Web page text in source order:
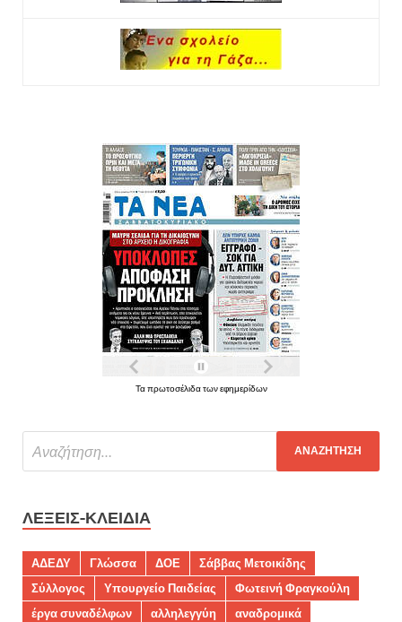
Τα πρωτοσέλιδα των εφημερίδων
ΛΈΞΕΙΣ-ΚΛΕΙΔΙΆ
ΑΔΕΔΥ Γλώσσα ΔΟΕ
Σάββας Μετοικίδης
Σύλλογος
Υπουργείο Παιδείας
Φωτεινή Φραγκούλη
έργα συναδέλφων
αλληλεγγύη
αναδρομικά